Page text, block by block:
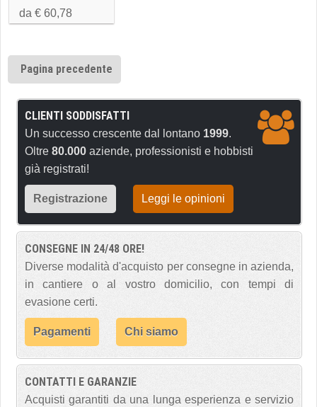
da € 60,78
Pagina precedente
CLIENTI SODDISFATTI
Un successo crescente dal lontano 1999.
Oltre 80.000 aziende, professionisti e hobbisti
già registrati!
Registrazione Leggi le opinioni
CONSEGNE IN 24/48 ORE!
Diverse modalità d'acquisto per consegne in azienda,
in cantiere o al vostro domicilio, con tempi di
evasione certi.
Pagamenti Chi siamo
CONTATTI E GARANZIE
Acquisti garantiti da una lunga esperienza e servizio